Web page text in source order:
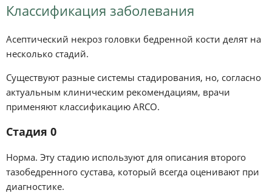
Классификация заболевания
Асептический некроз головки бедренной кости делят на
несколько стадий.
Существуют разные системы стадирования, но, согласно
актуальным клиническим рекомендациям, врачи
применяют классификацию ARCO.
Стадия 0
Норма. Эту стадию используют для описания второго
тазобедренного сустава, который всегда оценивают при
диагностике.